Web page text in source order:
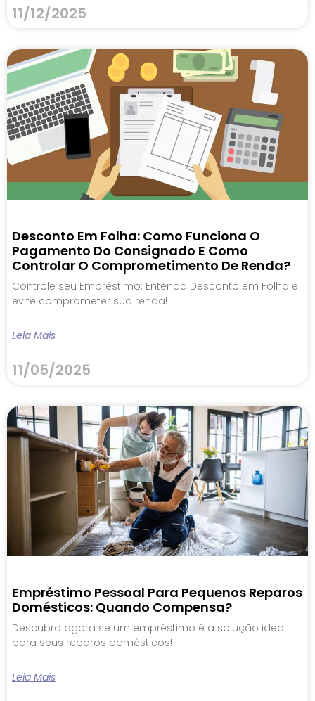
11/12/2025
Desconto Em Folha: Como Funciona O
Pagamento Do Consignado E Como
Controlar O Comprometimento De Renda?
Controle seu Empréstimo: Entenda Desconto em Folha e
evite comprometer sua renda!
Leia Mais
11/05/2025
Empréstimo Pessoal Para Pequenos Reparos
Domésticos: Quando Compensa?
Descubra agora se um empréstimo é a solução ideal
para seus reparos domésticos!
Leia Mais